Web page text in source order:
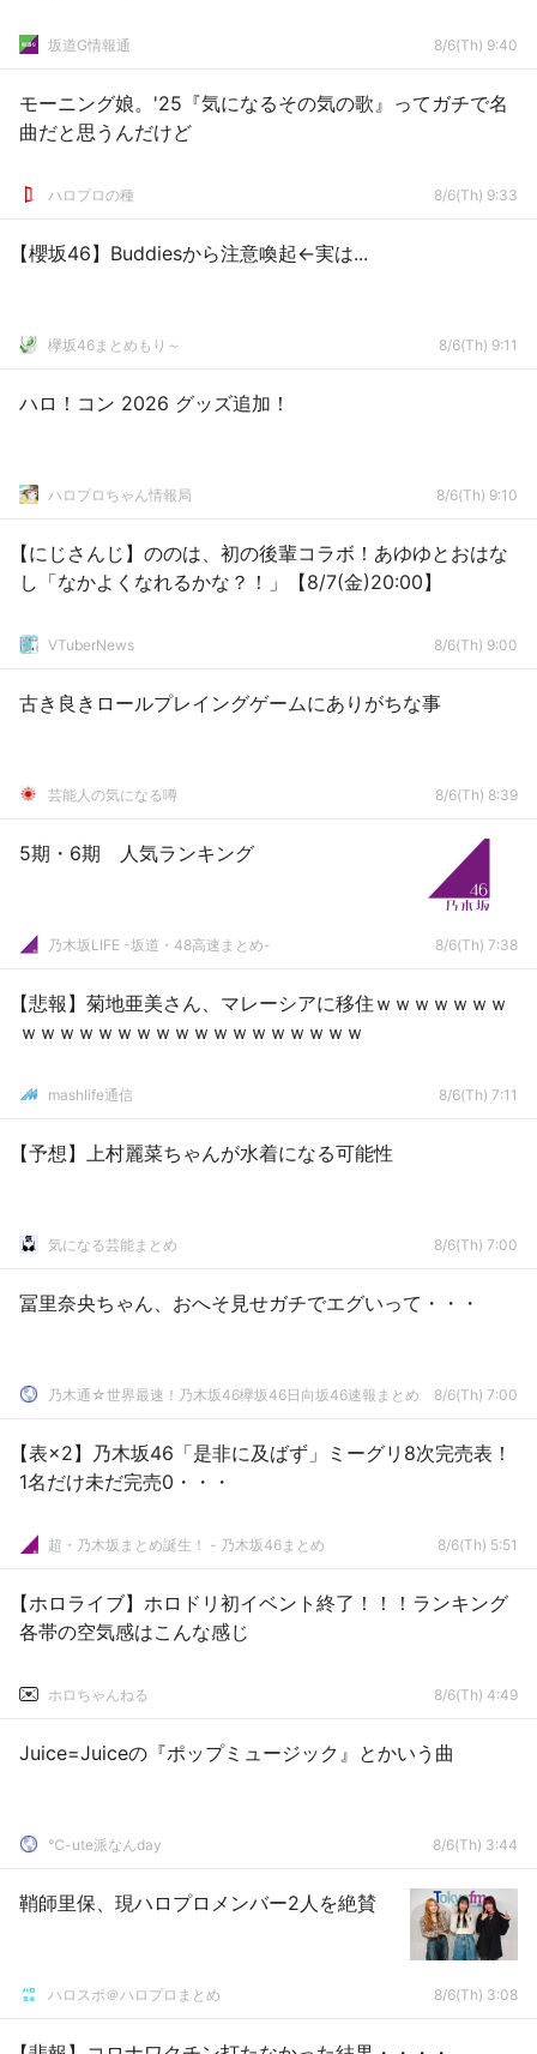
坂道G情報通 8/6(Th) 9:40
モーニング娘。'25『気になるその気の歌』ってガチで名
曲だと思うんだけど
ハロプロの種 8/6(Th) 9:33
【櫻坂46】Buddiesから注意喚起←実は...
欅坂46まとめもり～ 8/6(Th) 9:11
ハロ！コン 2026 グッズ追加！
ハロプロちゃん情報局 8/6(Th) 9:10
【にじさんじ】ののは、初の後輩コラボ！あゆゆとおはな
し「なかよくなれるかな？！」【8/7(金)20:00】
VTuberNews 8/6(Th) 9:00
古き良きロールプレイングゲームにありがちな事
芸能人の気になる噂 8/6(Th) 8:39
5期・6期 人気ランキング
乃木坂LIFE -坂道・48高速まとめ- 8/6(Th) 7:38
【悲報】菊地亜美さん、マレーシアに移住ｗｗｗｗｗｗｗ
ｗｗｗｗｗｗｗｗｗｗｗｗｗｗｗｗｗｗ
mashlife通信 8/6(Th) 7:11
【予想】上村麗菜ちゃんが水着になる可能性
気になる芸能まとめ 8/6(Th) 7:00
冨里奈央ちゃん、おへそ見せガチでエグいって・・・
乃木通☆世界最速！乃木坂46欅坂46日向坂46速報まとめ 8/6(Th) 7:00
【表×2】乃木坂46「是非に及ばず」ミーグリ8次完売表！
1名だけ未だ完売0・・・
超・乃木坂まとめ誕生！ - 乃木坂46まとめ 8/6(Th) 5:51
【ホロライブ】ホロドリ初イベント終了！！！ランキング
各帯の空気感はこんな感じ
ホロちゃんねる 8/6(Th) 4:49
Juice=Juiceの『ポップミュージック』とかいう曲
℃-ute派なんday 8/6(Th) 3:44
鞘師里保、現ハロプロメンバー2人を絶賛
ハロスポ＠ハロプロまとめ 8/6(Th) 3:08